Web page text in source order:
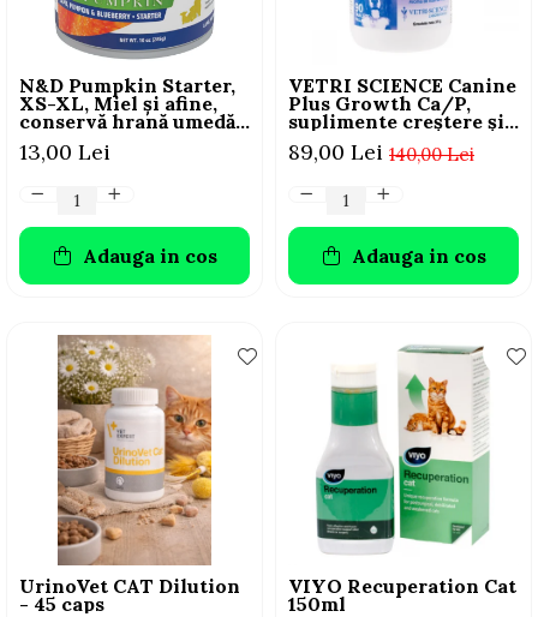
N&D Pumpkin Starter,
XS-XL, Miel și afine,
conservă hrană umedă
fără cereale câini
junior, (în sos), 285g
13,00 Lei
Adauga in cos
VETRI SCIENCE Canine
Plus Growth Ca/P,
suplimente creștere și
vitalitate câini, 45
Tablete masticabile
140,00 Lei
89,00 Lei
Adauga in cos
UrinoVet CAT Dilution
- 45 caps
VIYO Recuperation Cat
150ml